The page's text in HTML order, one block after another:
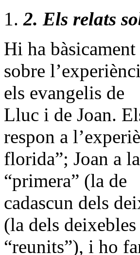
2. Els relats
Hi ha
sobre
els evangelis de
Lluc i de Joan.
respon a
florida”; Joan a
“primera” (la de
cadascun dels
(la dels deixebles
“reunits”), i ho